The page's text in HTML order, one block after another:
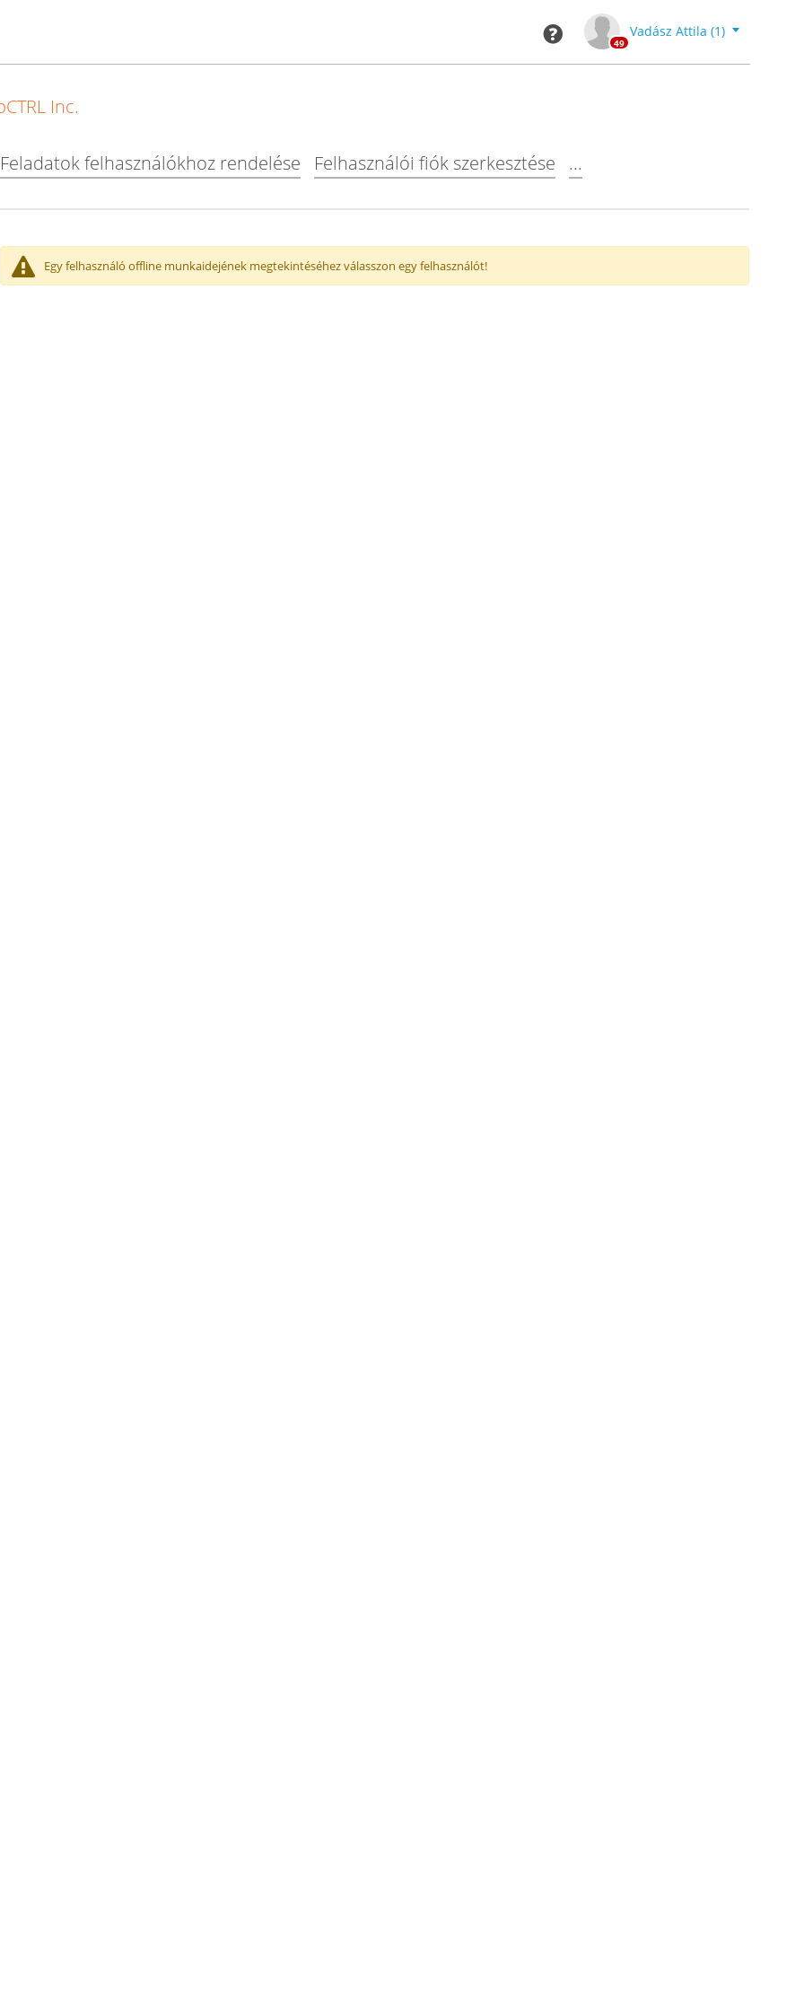
49
Vadász Attila (1) Toggle
Inc.
Feladatok felhasználókhoz rendelése Felhasználói fiók​ szerkesztése ...
Egy felhasználó offline munkaidejének megtekintéséhez válasszon egy felhasználót!